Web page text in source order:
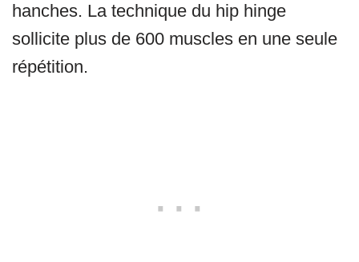
hanches. La technique du hip hinge
sollicite plus de 600 muscles en une seule
répétition.